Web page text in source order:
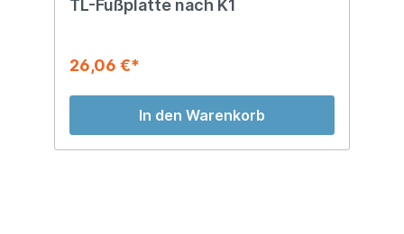
TL-Fußplatte nach K1
26,06 €*
In den Warenkorb